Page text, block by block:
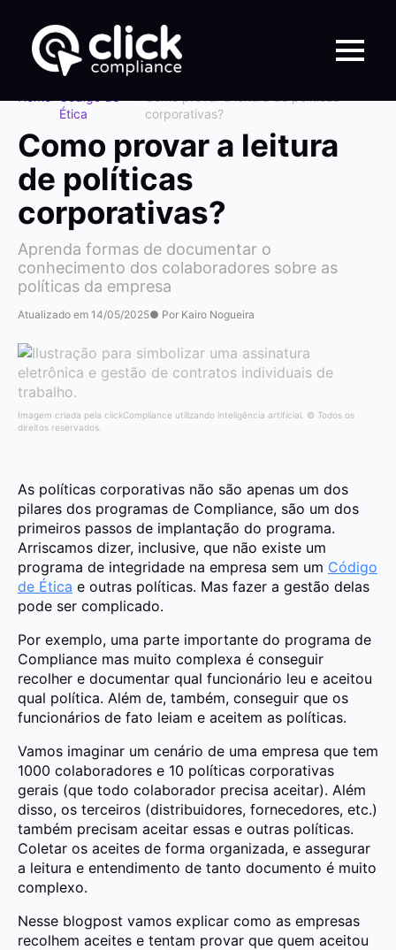
Ética
corporativas?
Como provar a leitura
de políticas
corporativas?
Aprenda formas de documentar o
conhecimento dos colaboradores sobre as
políticas da empresa
Atualizado em 14/05/2025● Por Kairo Nogueira
Imagem criada pela clickCompliance utilizando inteligência artificial. © Todos os
direitos reservados.
As políticas corporativas não são apenas um dos
pilares dos programas de Compliance, são um dos
primeiros passos de implantação do programa.
Arriscamos dizer, inclusive, que não existe um
programa de integridade na empresa sem um Código
de Ética e outras políticas. Mas fazer a gestão delas
pode ser complicado.
Por exemplo, uma parte importante do programa de
Compliance mas muito complexa é conseguir
recolher e documentar qual funcionário leu e aceitou
qual política. Além de, também, conseguir que os
funcionários de fato leiam e aceitem as políticas.
Vamos imaginar um cenário de uma empresa que tem
1000 colaboradores e 10 políticas corporativas
gerais (que todo colaborador precisa aceitar). Além
disso, os terceiros (distribuidores, fornecedores, etc.)
também precisam aceitar essas e outras políticas.
Coletar os aceites de forma organizada, e assegurar
a leitura e entendimento de tanto documento é muito
complexo.
Nesse blogpost vamos explicar como as empresas
recolhem aceites e tentam provar que quem aceitou